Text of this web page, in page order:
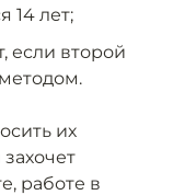
14 лет;
если второй
их
работе в